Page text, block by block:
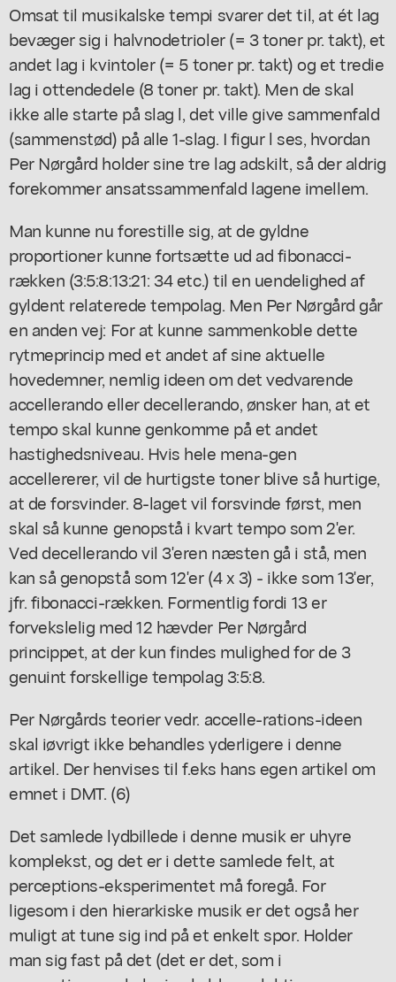
Omsat til musikalske tempi svarer det til, at ét lag
bevæger sig i halvnodetrioler (= 3 toner pr. takt), et
andet lag i kvintoler (= 5 toner pr. takt) og et tredie
lag i ottendedele (8 toner pr. takt). Men de skal
ikke alle starte på slag l, det ville give sammenfald
(sammenstød) på alle 1-slag. I figur l ses, hvordan
Per Nørgård holder sine tre lag adskilt, så der aldrig
forekommer ansatssammenfald lagene imellem.
Man kunne nu forestille sig, at de gyldne
proportioner kunne fortsætte ud ad fibonacci-
rækken (3:5:8:13:21: 34 etc.) til en uendelighed af
gyldent relaterede tempolag. Men Per Nørgård går
en anden vej: For at kunne sammenkoble dette
rytmeprincip med et andet af sine aktuelle
hovedemner, nemlig ideen om det vedvarende
accellerando eller decellerando, ønsker han, at et
tempo skal kunne genkomme på et andet
hastighedsniveau. Hvis hele mena-gen
accellererer, vil de hurtigste toner blive så hurtige,
at de forsvinder. 8-laget vil forsvinde først, men
skal så kunne genopstå i kvart tempo som 2'er.
Ved decellerando vil 3'eren næsten gå i stå, men
kan så genopstå som 12'er (4 x 3) - ikke som 13'er,
jfr. fibonacci-rækken. Formentlig fordi 13 er
forvekslelig med 12 hævder Per Nørgård
princippet, at der kun findes mulighed for de 3
genuint forskellige tempolag 3:5:8.
Per Nørgårds teorier vedr. accelle-rations-ideen
skal iøvrigt ikke behandles yderligere i denne
artikel. Der henvises til f.eks hans egen artikel om
emnet i DMT. (6)
Det samlede lydbillede i denne musik er uhyre
komplekst, og det er i dette samlede felt, at
perceptions-eksperimentet må foregå. For
ligesom i den hierarkiske musik er det også her
muligt at tune sig ind på et enkelt spor. Holder
man sig fast på det (det er det, som i